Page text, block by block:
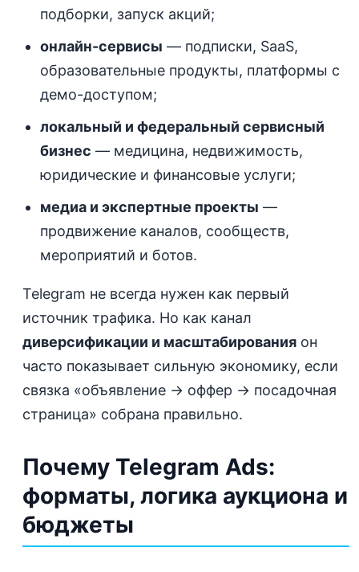
подборки, запуск акций;
онлайн-сервисы — подписки, SaaS,
образовательные продукты, платформы с
демо-доступом;
локальный и федеральный сервисный
бизнес — медицина, недвижимость,
юридические и финансовые услуги;
медиа и экспертные проекты —
продвижение каналов, сообществ,
мероприятий и ботов.
Telegram не всегда нужен как первый
источник трафика. Но как канал
диверсификации и масштабирования он
часто показывает сильную экономику, если
связка «объявление → оффер → посадочная
страница» собрана правильно.
Почему Telegram Ads:
форматы, логика аукциона и
бюджеты